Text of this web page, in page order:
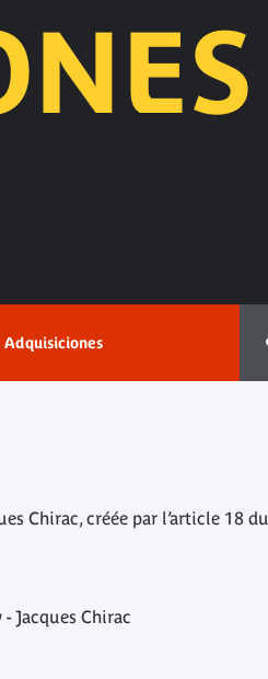
Adquisiciones
Chirac, créée par l’article 18 du
Jacques Chirac